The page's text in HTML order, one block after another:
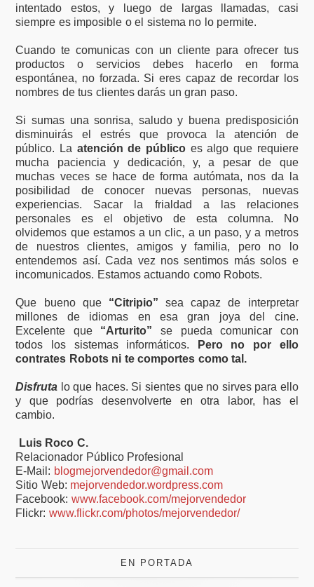
intentado estos, y luego de largas llamadas, casi
siempre es imposible o el sistema no lo permite.
Cuando te comunicas con un cliente para ofrecer tus
productos o servicios debes hacerlo en forma
espontánea, no forzada. Si eres capaz de recordar los
nombres de tus clientes darás un gran paso.
Si sumas una sonrisa, saludo y buena predisposición
disminuirás el estrés que provoca la atención de
público. La atención de público es algo que requiere
mucha paciencia y dedicación, y, a pesar de que
muchas veces se hace de forma autómata, nos da la
posibilidad de conocer nuevas personas, nuevas
experiencias. Sacar la frialdad a las relaciones
personales es el objetivo de esta columna. No
olvidemos que estamos a un clic, a un paso, y a metros
de nuestros clientes, amigos y familia, pero no lo
entendemos así. Cada vez nos sentimos más solos e
incomunicados. Estamos actuando como Robots.
Que bueno que “Citripio” sea capaz de interpretar
millones de idiomas en esa gran joya del cine.
Excelente que “Arturito” se pueda comunicar con
todos los sistemas informáticos.
Pero no por ello
contrates Robots ni te comportes como tal.
Disfruta lo que haces. Si sientes que no sirves para ello
y que podrías desenvolverte en otra labor, has el
cambio.
Luis Roco C.
Relacionador Público Profesional
E-Mail: blogmejorvendedor@gmail.com
Sitio Web: mejorvendedor.wordpress.com
Facebook: www.facebook.com/mejorvendedor
Flickr: www.flickr.com/photos/mejorvendedor/
EN PORTADA